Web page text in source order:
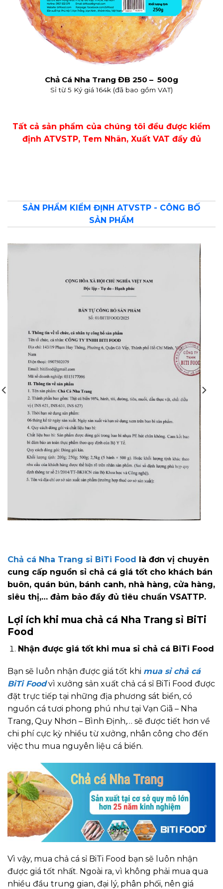
Chả Cá Nha Trang ĐB 250 – 500g
Sỉ từ 5 Ký giá 164k (đã bao gồm VAT)
Tất cả sản phẩm của chúng tôi đều được kiểm
định ATVSTP, Tem Nhãn, Xuất VAT đầy đủ
SẢN PHẨM KIỂM ĐỊNH ATVSTP - CÔNG BỐ
SẢN PHẨM
Chả cá Nha Trang sỉ BiTi Food là đơn vị chuyên
cung cấp nguồn sỉ chả cá giá tốt cho khách bán
buôn, quán bún, bánh canh, nhà hàng, cửa hàng,
siêu thị,… đảm bảo đầy đủ tiêu chuẩn VSATTP.
Lợi ích khi mua chả cá Nha Trang sỉ BiTi
Food
Nhận được giá tốt khi mua sỉ chả cá BiTi Food
Bạn sẽ luôn nhận được giá tốt khi mua sỉ chả cá
BiTi Foodvì xưởng sản xuất chả cá sỉ BiTi Food được
đặt trực tiếp tại những địa phương sát biển, có
nguồn cá tươi phong phú như tại Vạn Giã – Nha
Trang, Quy Nhơn – Bình Định,… sẽ được tiết hơn về
chi phí cực kỳ nhiều từ xưởng, nhân công cho đến
việc thu mua nguyên liệu cá biển.
Vì vậy, mua chả cá sỉ BiTi Food bạn sẽ luôn nhận
được giá tốt nhất. Ngoài ra, vì không phải mua qua
nhiều đầu trung gian, đại lý, phân phối, nên giá